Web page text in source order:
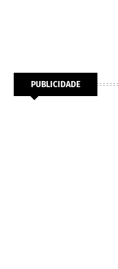
PUBLICIDADE